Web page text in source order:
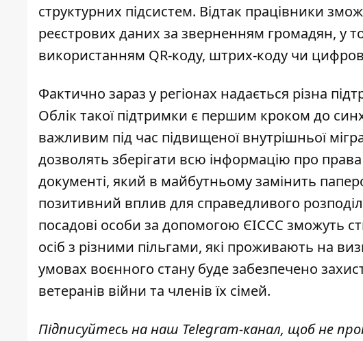
структурних підсистем. Відтак працівники
реєстрових даних за зверненням громадян, у
використанням QR-коду, штрих-коду чи
Фактично зараз у регіонах надається різна
Облік такої підтримки є першим кроком до
важливим під час підвищеної внутрішньої
дозволять зберігати всю інформацію про
документі, який в майбутньому замінить
позитивний вплив для справедливого
посадові особи за допомогою ЄІССС зможуть
осіб з різними пільгами, які проживають на
умовах воєнного стану буде забезпечено
ветеранів війни та членів їх сімей.
Підписуйтесь на наш Telegram-канал, щоб не